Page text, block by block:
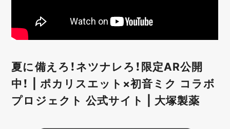
夏に備えろ！ネツナレろ！限定AR公開
中！ | ポカリスエット×初音ミク コラボ
プロジェクト 公式サイト | 大塚製薬